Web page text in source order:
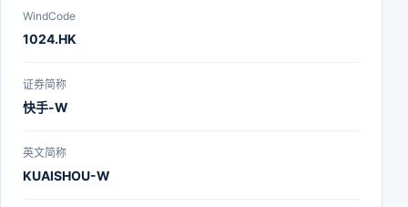
WindCode
1024.HK
证券简称
快手-W
英文简称
KUAISHOU-W